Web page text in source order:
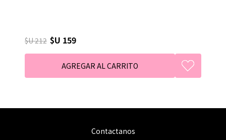
$U 212 $U 159
Contactanos